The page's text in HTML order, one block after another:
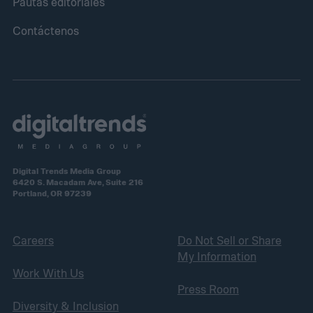
Contáctenos
Digital Trends Media Group
6420 S. Macadam Ave, Suite 216
Portland, OR 97239
Careers
Work With Us
Diversity & Inclusion
Do Not Sell or Share
My Information
Press Room